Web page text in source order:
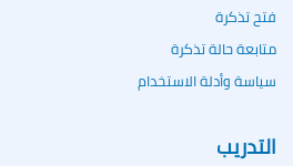
فتح تذكرة
متابعة حالة تذكرة
سياسة وأدلة الاستخدام
التدريب